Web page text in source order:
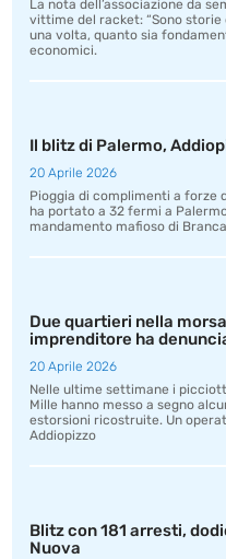
La nota dell’associazione da
vittime del racket: “Sono
una volta, quanto sia
economici.
Il blitz di Palermo,
20 Aprile 2026
Pioggia di complimenti a forze
ha portato a 32 fermi a
mandamento mafioso di
Due quartieri nella
imprenditore ha
20 Aprile 2026
Nelle ultime settimane i
Mille hanno messo a segno
estorsioni ricostruite. Un
Addiopizzo
Blitz con 181 arresti,
Nuova